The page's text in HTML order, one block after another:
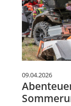
09.04.2026